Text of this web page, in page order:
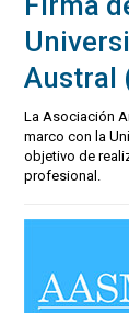
Austral
La Asociación
marco con la
objetivo de
profesional.